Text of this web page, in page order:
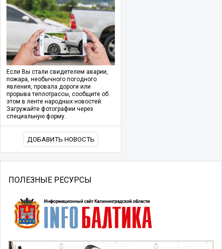
Если Вы стали свидетелем аварии,
пожара, необычного погодного
явления, провала дороги или
прорыва теплотрассы, сообщите об
этом в ленте народных новостей.
Загружайте фотографии через
специальную форму.
ДОБАВИТЬ НОВОСТЬ
ПОЛЕЗНЫЕ РЕСУРСЫ